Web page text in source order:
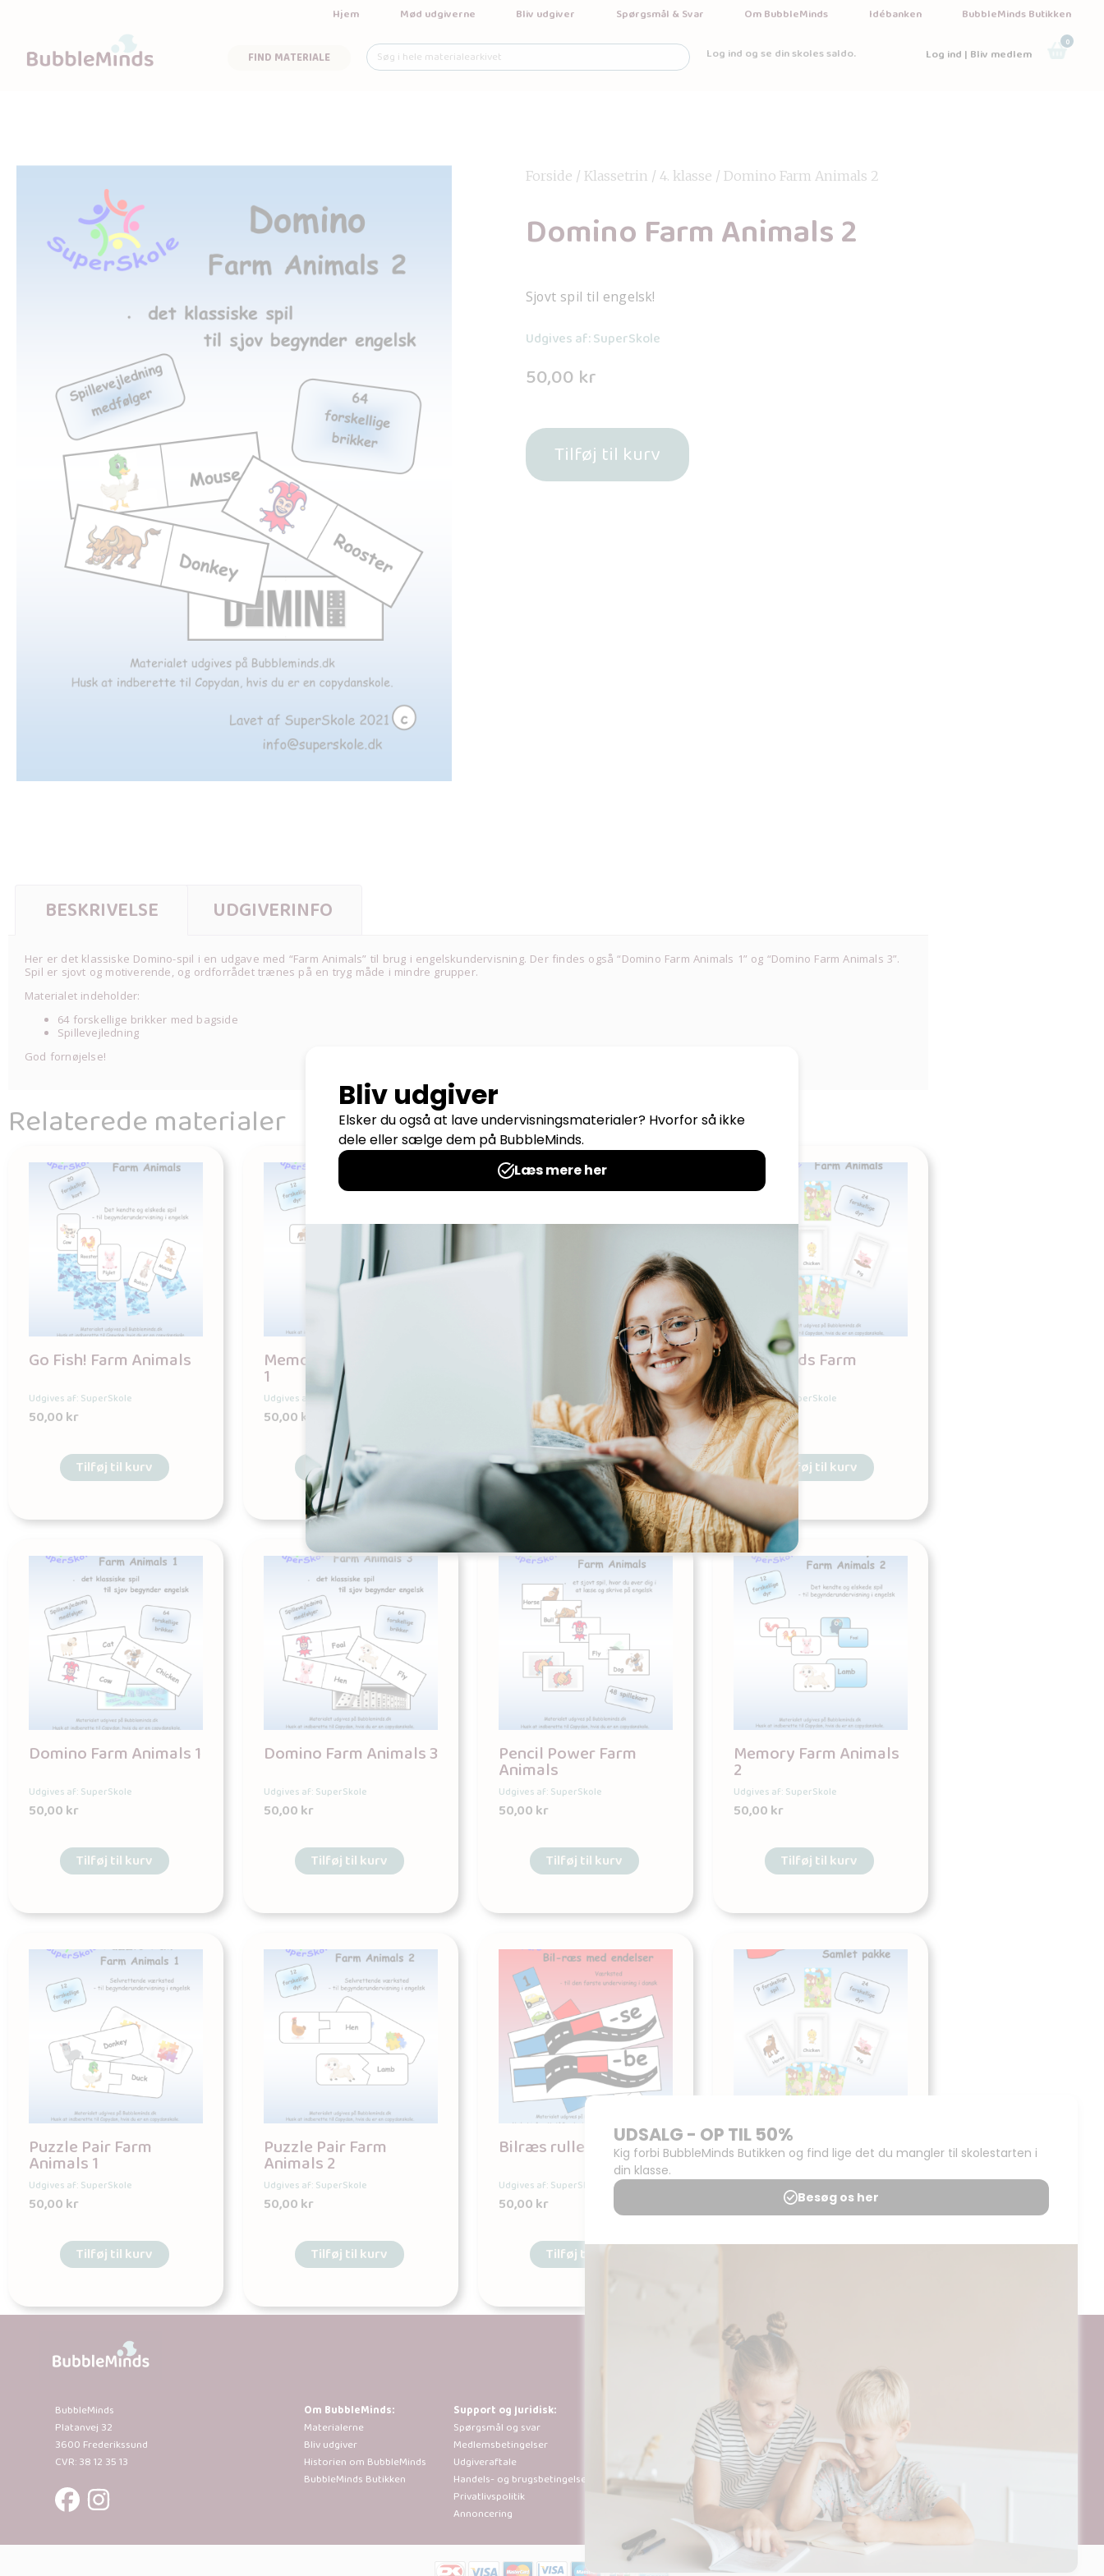
Hjem Mød udgiverne Bliv udgiver Spørgsmål & Svar Om BubbleMinds Idébanken BubbleMinds Butikken
FIND MATERIALE Log ind og se din skoles saldo. Log ind | Bliv medlem
0
Forside / Klassetrin / 4. klasse / Domino Farm Animals 2
Domino Farm Animals 2
Sjovt spil til engelsk!
Udgives af: SuperSkole
50,00 kr
Tilføj til kurv
BESKRIVELSE UDGIVERINFO
Her er det klassiske Domino-spil i en udgave med “Farm Animals” til brug i engelskundervisning. Der findes også “Domino Farm Animals 1” og “Domino Farm Animals 3”.
Spil er sjovt og motiverende, og ordforrådet trænes på en tryg måde i mindre grupper.
Materialet indeholder:
64 forskellige brikker med bagside
Spillevejledning
God fornøjelse!
Relaterede materialer
Go Fish! Farm Animals
Udgives af: SuperSkole
50,00kr
Tilføj til kurv
Memory Farm Animals
1
Udgives af: SuperSkole
50,00kr
Tilføj til kurv
UNO lydrette ord
Udgives af: SuperSkole
49,99kr
Tilføj til kurv
Flashcards Farm
Animals
Udgives af: SuperSkole
60,00kr
Tilføj til kurv
Domino Farm Animals 1
Udgives af: SuperSkole
50,00kr
Tilføj til kurv
Domino Farm Animals 3
Udgives af: SuperSkole
50,00kr
Tilføj til kurv
Pencil Power Farm
Animals
Udgives af: SuperSkole
50,00kr
Tilføj til kurv
Memory Farm Animals
2
Udgives af: SuperSkole
50,00kr
Tilføj til kurv
Puzzle Pair Farm
Animals 1
Udgives af: SuperSkole
50,00kr
Tilføj til kurv
Puzzle Pair Farm
Animals 2
Udgives af: SuperSkole
50,00kr
Tilføj til kurv
Bilræs rullekort
Udgives af: SuperSkole
50,00kr
Tilføj til kurv
Farm Animals – samlet
pakke
kr
BubbleMinds
Platanvej 32
3600 Frederikssund
CVR: 38 12 35 13
Om BubbleMinds:
Materialerne
Bliv udgiver
Historien om BubbleMinds
BubbleMinds Butikken
Support og juridisk:
Spørgsmål og svar
Medlemsbetingelser
Udgiveraftale
Handels- og brugsbetingelser
Privatlivspolitik
Annoncering
Al kopiering, analogt og digitalt, af materialer på BubbleMinds eller dele deraf er
tilladt i henhold til undervisningsinstitutionens aftale med Tekst & Node. Kopiering,
der går ud over begrænsningsreglerne i aftalen med Tekst & Node, kan alene finde
sted efter forudgående aftale med licensgiver.